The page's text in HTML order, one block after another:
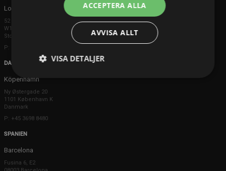
London
52 Brook Street
W1K 5DS London
Storbritannien
P: +44 203 608 8181
DANMARK
Köpenhamn
Ny Østergade 20
1101 København K
Danmark
P: +45 3698 8480
SPANIEN
Barcelona
Fusina 6, E2
ACCEPTERA ALLA
AVVISA ALLT
VISA DETALJER